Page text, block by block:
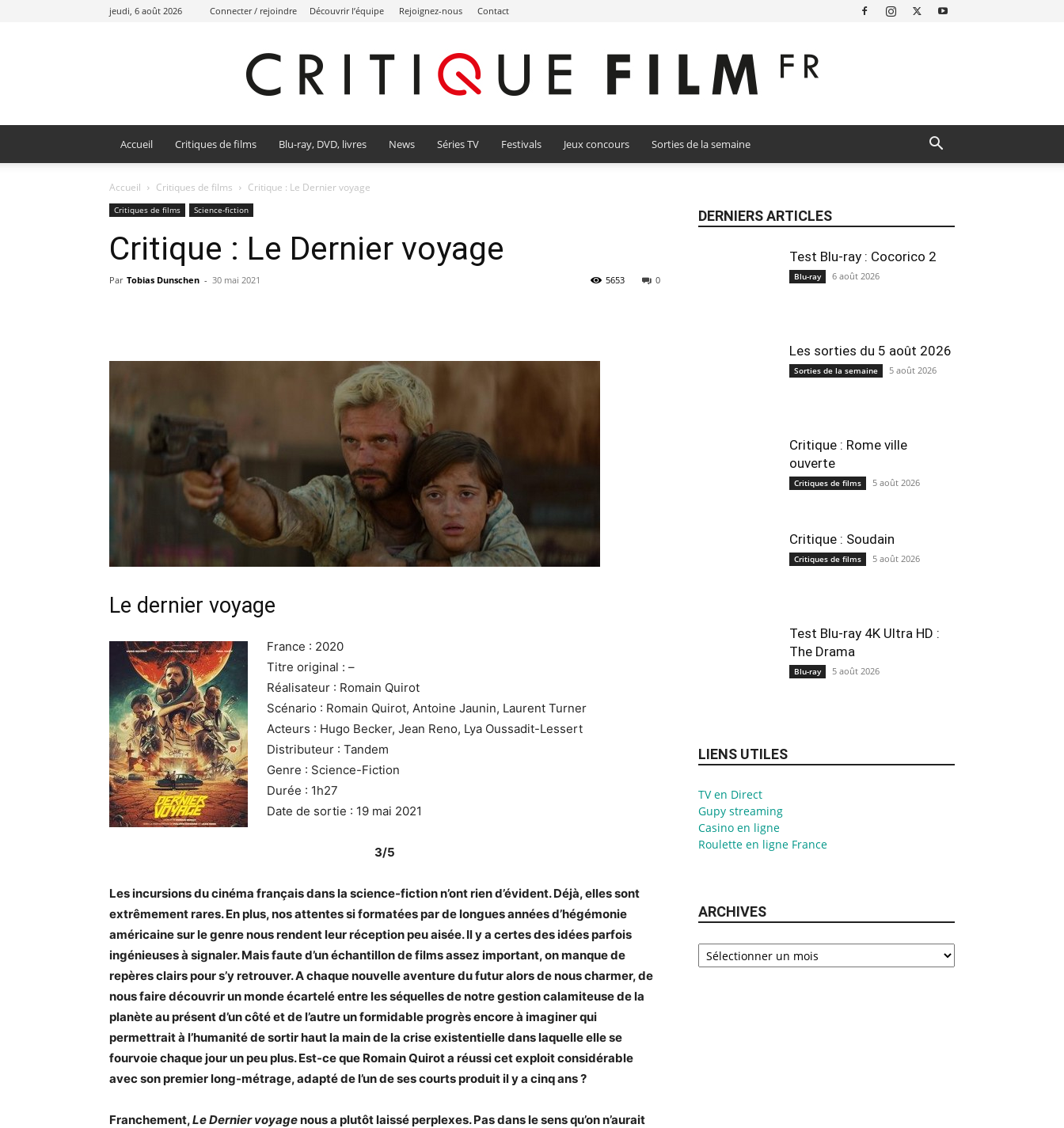
jeudi, 6 août 2026 Connecter / rejoindre Découvrir l’équipe Rejoignez-nous Contact
Accueil Critiques de films Blu-ray, DVD, livres News Séries TV Festivals Jeux concours Sorties de la semaine
Accueil Critiques de films Critique : Le Dernier voyage
Critiques de films Science-fiction
Critique : Le Dernier voyage
Par Tobias Dunschen - 30 mai 2021 0
5653
Le dernier voyage
France : 2020
Titre original : –
Réalisateur : Romain Quirot
Scénario : Romain Quirot, Antoine Jaunin, Laurent Turner
Acteurs : Hugo Becker, Jean Reno, Lya Oussadit-Lessert
Distributeur : Tandem
Genre : Science-Fiction
Durée : 1h27
Date de sortie : 19 mai 2021
3/5
Les incursions du cinéma français dans la science-fiction n’ont rien d’évident. Déjà, elles sont
extrêmement rares. En plus, nos attentes si formatées par de longues années d’hégémonie
américaine sur le genre nous rendent leur réception peu aisée. Il y a certes des idées parfois
ingénieuses à signaler. Mais faute d’un échantillon de films assez important, on manque de
repères clairs pour s’y retrouver. A chaque nouvelle aventure du futur alors de nous charmer, de
nous faire découvrir un monde écartelé entre les séquelles de notre gestion calamiteuse de la
planète au présent d’un côté et de l’autre un formidable progrès encore à imaginer qui
permettrait à l’humanité de sortir haut la main de la crise existentielle dans laquelle elle se
fourvoie chaque jour un peu plus. Est-ce que Romain Quirot a réussi cet exploit considérable
avec son premier long-métrage, adapté de l’un de ses courts produit il y a cinq ans ?
Franchement,Le Dernier voyagenous a plutôt laissé perplexes. Pas dans le sens qu’on n’aurait
DERNIERS ARTICLES
Test Blu-ray : Cocorico 2
Blu-ray 6 août 2026
Les sorties du 5 août 2026
Sorties de la semaine 5 août 2026
Critique : Rome ville
ouverte
Critiques de films 5 août 2026
Critique : Soudain
Critiques de films 5 août 2026
Test Blu-ray 4K Ultra HD :
The Drama
Blu-ray 5 août 2026
LIENS UTILES
TV en Direct
Gupy streaming
Casino en ligne
Roulette en ligne France
ARCHIVES
Archives